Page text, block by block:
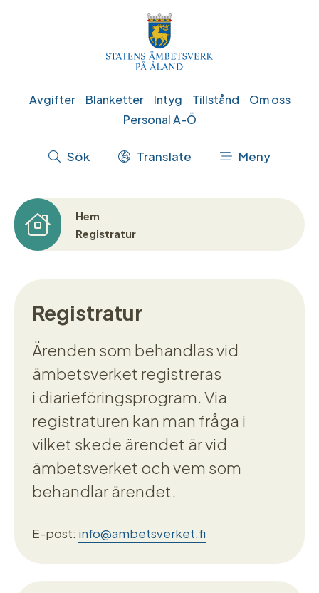
Genvägar
Avgifter Blanketter Intyg Tillstånd
Om oss
Personal A-Ö
Åtgärdsmeny
Sök Translate Meny
Länkstig
Hem
Registratur
Registratur
Ärenden som behandlas vid
ämbetsverket registreras
i diarieföringsprogram. Via
registraturen kan man fråga i
vilket skede ärendet är vid
ämbetsverket och vem som
behandlar ärendet.
E-post: info@ambetsverket.fi